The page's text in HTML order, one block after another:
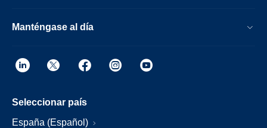
Manténgase al día
Seleccionar país
España (Español)